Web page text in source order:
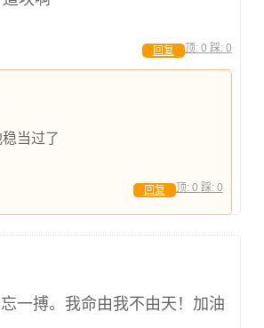
顶: 0 踩: 0
回复
当过了
顶: 0 踩: 0
回复
一搏。我命由我不由天！加油